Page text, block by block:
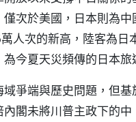
次於美國，日本則為
人次的新高，陸客為
今夏天災頻傳的日本旅
爭端與歷史問題，但
閣未將川普主政下的